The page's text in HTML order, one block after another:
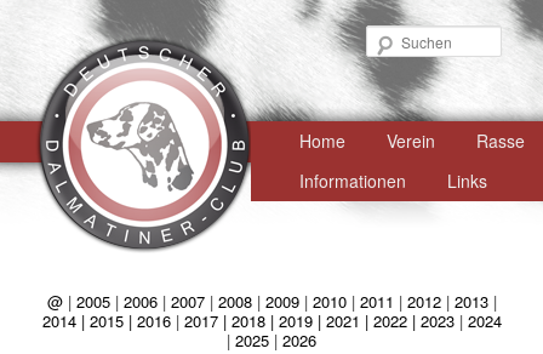
Hauptmenü
Zum
primären
Home Verein
Rasse
Informationen
Links
@| 2005| 2006| 2007| 2008| 2009| 2010| 2011 | 2012| 2013|
2014 | 2015 | 2016| 2017 | 2018 | 2019 | 2021 | 2022 | 2023| 2024
| 2025 | 2026